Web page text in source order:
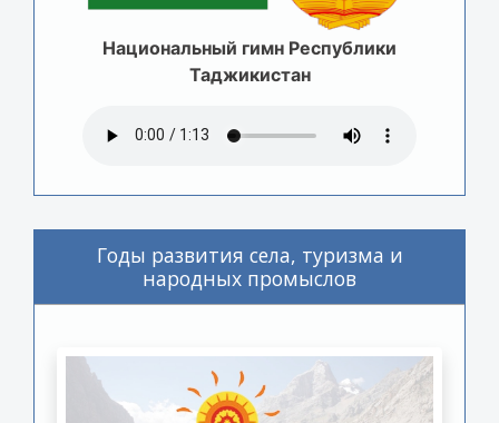
Национальный гимн Республики
Таджикистан
Годы развития села, туризма и
народных промыслов